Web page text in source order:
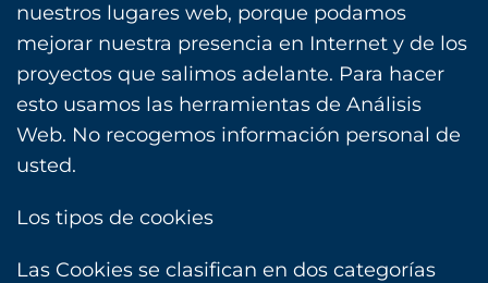
nuestros lugares web, porque podamos
mejorar nuestra presencia en Internet y de los
proyectos que salimos adelante. Para hacer
esto usamos las herramientas de Análisis
Web. No recogemos información personal de
usted.
Los tipos de cookies
Las Cookies se clasifican en dos categorías